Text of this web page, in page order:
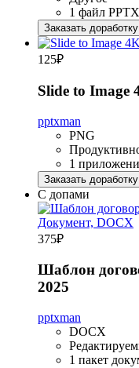
1 файл PPTX
Заказать доработку
125₽
Slide to Image
pptxman
PNG
1
Заказать доработку
С допами
375₽
Шаблон
2025
pptxman
DOCX
1 пакет